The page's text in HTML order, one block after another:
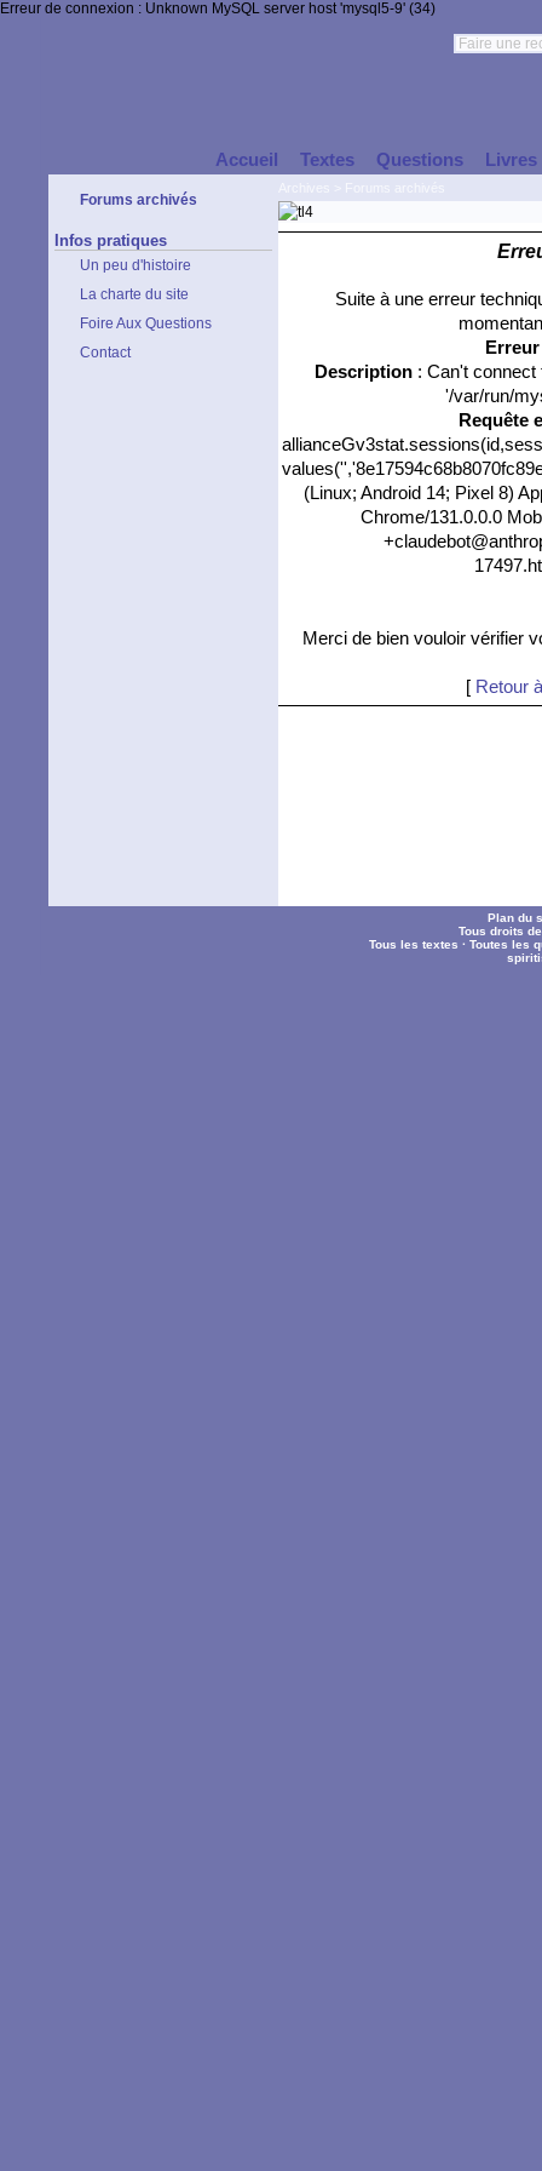
Erreur de connexion : Unknown MySQL server host 'mysql5-9' (34)
Accueil Textes Questions Livres
Forums archivés
Infos pratiques
Un peu d'histoire
La charte du site
Foire Aux Questions
Contact
Suite à une erreur
Description: Can't connect
'/var/run/
Requête
(Linux; Android 14; Pixel 8)
Chrome/131.0.0.0
Merci de bien vouloir vérifier
[ Retour
Plan du
Tous droits
Tous les textes ·Toutes les